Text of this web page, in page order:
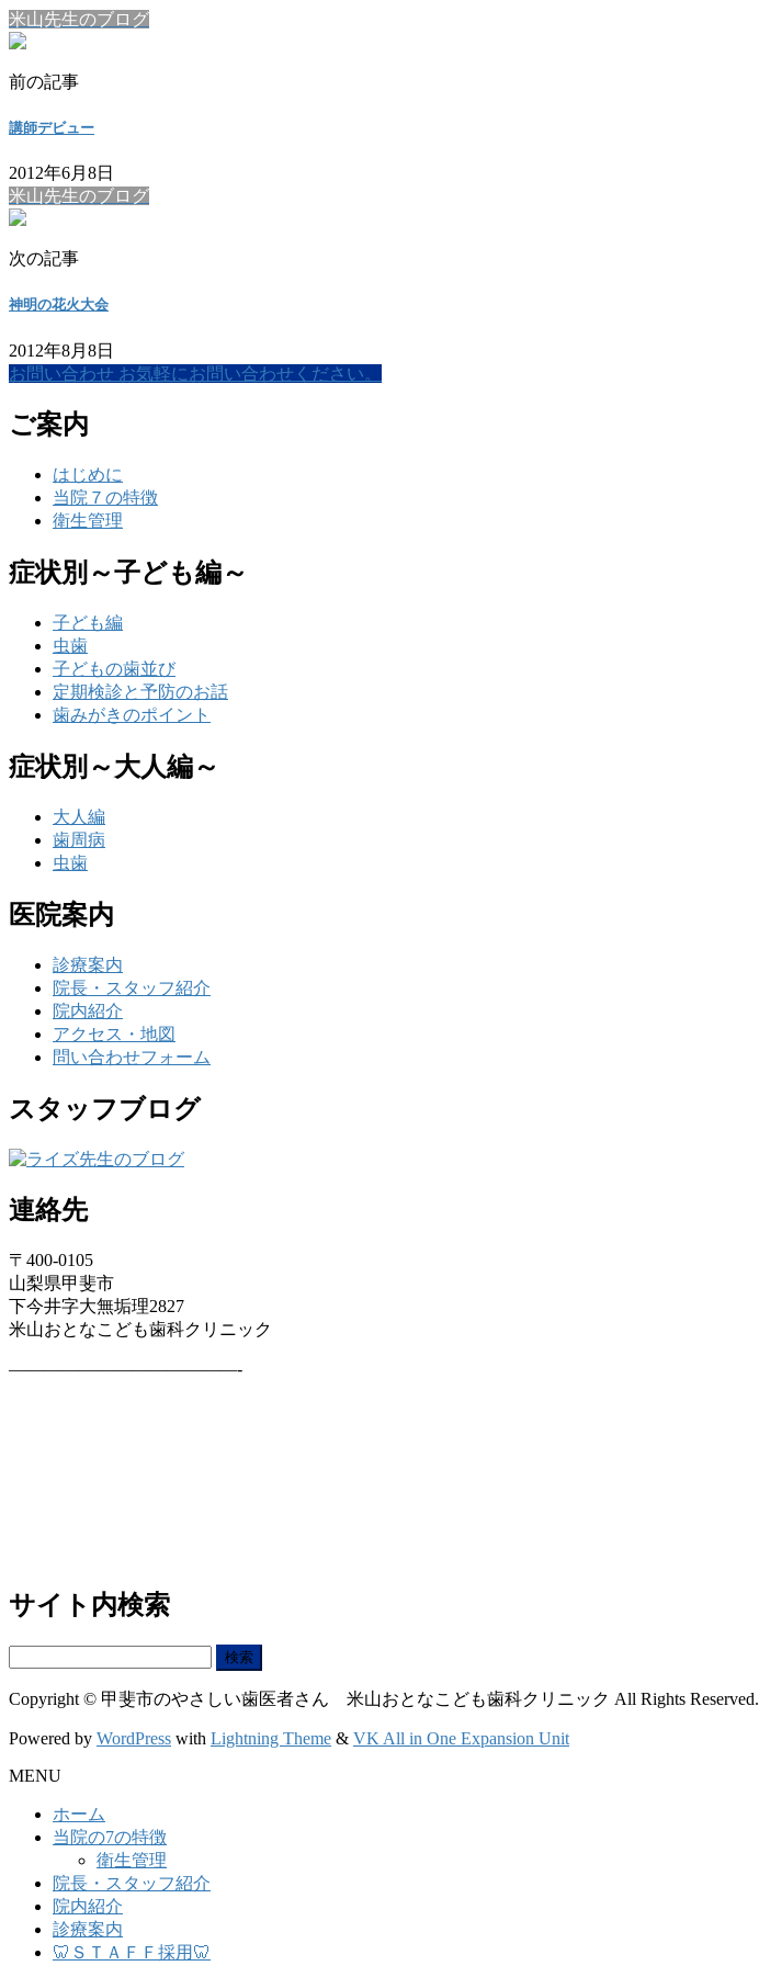
米山先生のブログ
前の記事
講師デビュー
2012年6月8日
米山先生のブログ
次の記事
神明の花火大会
2012年8月8日
お問い合わせ お気軽にお問い合わせください。
ご案内
はじめに
当院７の特徴
衛生管理
症状別～子ども編～
子ども編
虫歯
子どもの歯並び
定期検診と予防のお話
歯みがきのポイント
症状別～大人編～
大人編
歯周病
虫歯
医院案内
診療案内
院長・スタッフ紹介
院内紹介
アクセス・地図
問い合わせフォーム
スタッフブログ
連絡先
〒400-0105
山梨県甲斐市
下今井字大無垢理2827
米山おとなこども歯科クリニック
—————————————-
サイト内検索
Copyright © 甲斐市のやさしい歯医者さん 米山おとなこども歯科クリニック All Rights Reserved.
Powered by WordPress with Lightning Theme & VK All in One Expansion Unit
MENU
ホーム
当院の7の特徴
衛生管理
院長・スタッフ紹介
院内紹介
診療案内
🦷ＳＴＡＦＦ採用🦷